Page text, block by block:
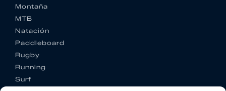
Montaña
MTB
Natación
Paddleboard
Rugby
Running
Surf